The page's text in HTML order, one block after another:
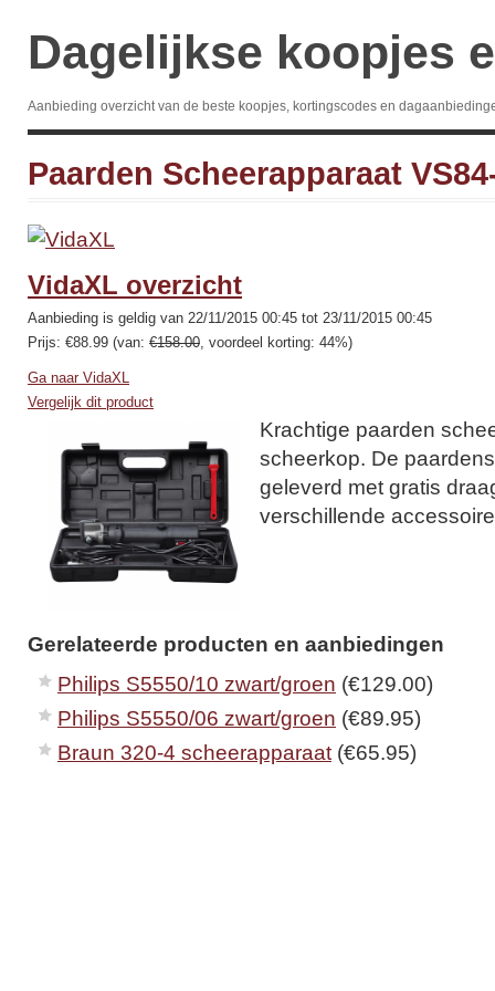
Dagelijkse koopjes
Aanbieding overzicht van de beste koopjes, kortingscodes en
Paarden Scheerapparaat
VidaXL overzicht
Aanbieding is geldig van 22/11/2015 00:45 tot 23/11/2015 00:45
Prijs: €88.99 (van: €158.00, voordeel korting: 44%)
Ga naar VidaXL
Vergelijk dit product
Krachtige paarden
scheerkop. De
geleverd met gratis
verschillende
Gerelateerde producten en aanbiedingen
Philips S5550/10 zwart/groen (€129.00)
Philips S5550/06 zwart/groen (€89.95)
Braun 320-4 scheerapparaat (€65.95)